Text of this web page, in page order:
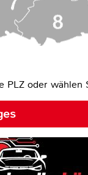
PLZ oder wählen